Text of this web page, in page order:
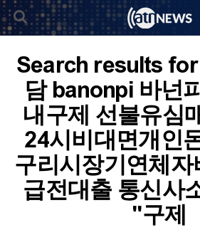
Search results
담 banonpi 바넌
내구제 선불유심
24시비대면개인
구리시장기연체
급전대출 통신사
구제"